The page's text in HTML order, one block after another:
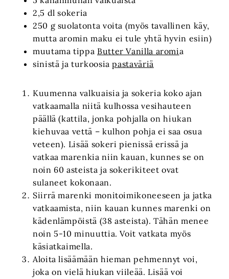
2,5 dl sokeria
250 g suolatonta voita (myös tavallinen käy,
mutta aromin maku ei tule yhtä hyvin esiin)
muutama tippa Butter Vanilla aromia
sinistä ja turkoosiapastaväriä
Kuumenna valkuaisia ja sokeria koko ajan
vatkaamalla niitä kulhossa vesihauteen
päällä (kattila, jonka pohjalla on hiukan
kiehuvaa vettä – kulhon pohja ei saa osua
veteen). Lisää sokeri pienissä erissä ja
vatkaa marenkia niin kauan, kunnes se on
noin 60 asteista ja sokerikiteet ovat
sulaneet kokonaan.
Siirrä marenki monitoimikoneeseen ja jatka
vatkaamista, niin kauan kunnes marenki on
kädenlämpöistä (38 asteista). Tähän menee
noin 5-10 minuuttia. Voit vatkata myös
käsiatkaimella.
Aloita lisäämään hieman pehmennyt voi,
joka on vielä hiukan viileää. Lisää voi